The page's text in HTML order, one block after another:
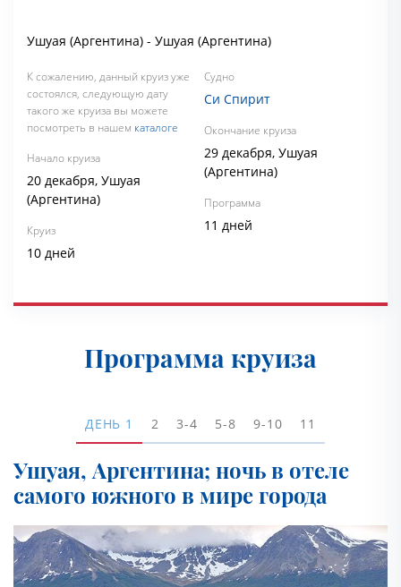
Ушуая (Аргентина) - Ушуая (Аргентина)
К сожалению, данный круиз уже
состоялся, следующую дату
такого же круиза вы можете
посмотреть в нашем каталоге
Начало круиза
20 декабря, Ушуая
(Аргентина)
Круиз
10 дней
Судно
Си Спирит
Окончание круиза
29 декабря, Ушуая
(Аргентина)
Программа
11 дней
Программа круиза
ДЕНЬ 1 2 3-4 5-8 9-10 11
Ушуая, Аргентина; ночь в отеле
самого южного в мире города